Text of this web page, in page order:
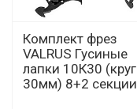
Комплект фрез
VALRUS Гусиные
лапки 10К30 (круг
30мм) 8+2 секции